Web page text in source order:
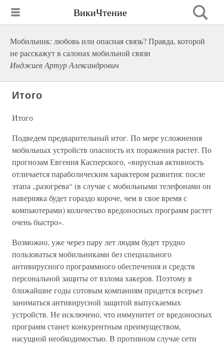
ВикиЧтение
Мобильник: любовь или опасная связь? Правда, которой
не расскажут в салонах мобильной связи
Инджиев Артур Александрович
Итого
Итого
Подведем предварительный итог. По мере усложнения
мобильных устройств опасность их поражения растет. По
прогнозам Евгения Касперского, «вирусная активность
отличается параболическим характером развития: после
этапа „разогрева“ (в случае с мобильными телефонами он
наверняка будет гораздо короче, чем в свое время с
компьютерами) количество вредоносных программ растет
очень быстро».
Возможно, уже через пару лет людям будет трудно
пользоваться мобильниками без специального
антивирусного программного обеспечения и средств
персональной защиты от взлома хакеров. Поэтому в
ближайшие годы сотовым компаниям придется всерьез
заниматься антивирусной защитой выпускаемых
устройств. Не исключено, что иммунитет от вредоносных
программ станет конкурентным преимуществом,
насущной необходимостью. В противном случае сети